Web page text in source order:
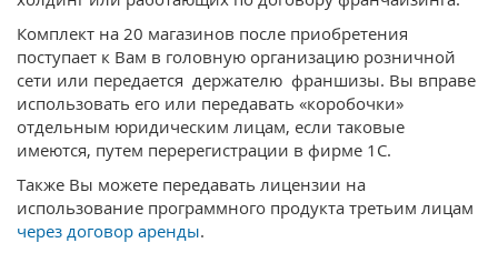
Комплект на 20 магазинов после приобретения
поступает к Вам в головную организацию розничной
сети или передается держателю франшизы. Вы вправе
использовать его или передавать «коробочки»
отдельным юридическим лицам, если таковые
имеются, путем перерегистрации в фирме 1С.
Также Вы можете передавать лицензии на
использование программного продукта третьим лицам
через договор аренды.